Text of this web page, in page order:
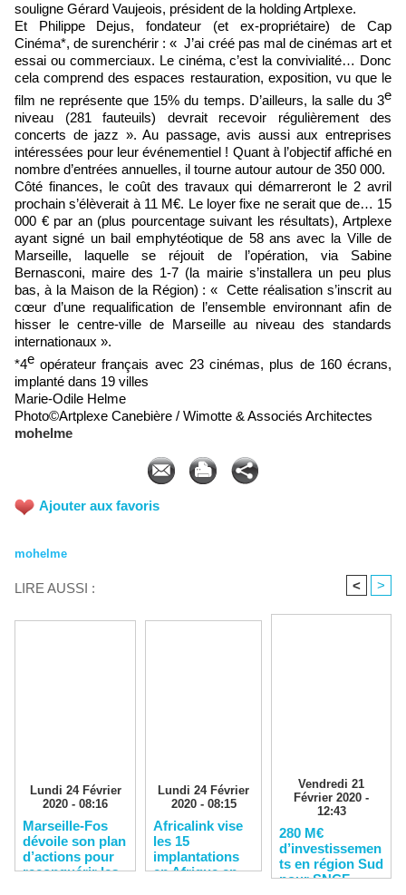
souligne Gérard Vaujeois, président de la holding Artplexe.
Et Philippe Dejus, fondateur (et ex-propriétaire) de Cap
Cinéma*, de surenchérir : « J’ai créé pas mal de cinémas art et
essai ou commerciaux. Le cinéma, c’est la convivialité… Donc
cela comprend des espaces restauration, exposition, vu que le
film ne représente que 15% du temps. D’ailleurs, la salle du 3e
niveau (281 fauteuils) devrait recevoir régulièrement des
concerts de jazz ». Au passage, avis aussi aux entreprises
intéressées pour leur événementiel ! Quant à l’objectif affiché en
nombre d’entrées annuelles, il tourne autour autour de 350 000.
Côté finances, le coût des travaux qui démarreront le 2 avril
prochain s’élèverait à 11 M€. Le loyer fixe ne serait que de… 15
000 € par an (plus pourcentage suivant les résultats), Artplexe
ayant signé un bail emphytéotique de 58 ans avec la Ville de
Marseille, laquelle se réjouit de l’opération, via Sabine
Bernasconi, maire des 1-7 (la mairie s’installera un peu plus
bas, à la Maison de la Région) : « Cette réalisation s’inscrit au
cœur d’une requalification de l’ensemble environnant afin de
hisser le centre-ville de Marseille au niveau des standards
internationaux ».
*4e opérateur français avec 23 cinémas, plus de 160 écrans,
implanté dans 19 villes
Marie-Odile Helme
Photo©Artplexe Canebière / Wimotte & Associés Architectes
mohelme
Ajouter aux favoris
mohelme
LIRE AUSSI : < >
Lundi 24 Février
2020 - 08:16
Marseille-Fos
dévoile son plan
d’actions pour
reconquérir les
Lundi 24 Février
2020 - 08:15
Africalink vise
les 15
implantations
en Afrique en
Vendredi 21
Février 2020 -
12:43
280 M€
d’investissemen
ts en région Sud
pour SNCF